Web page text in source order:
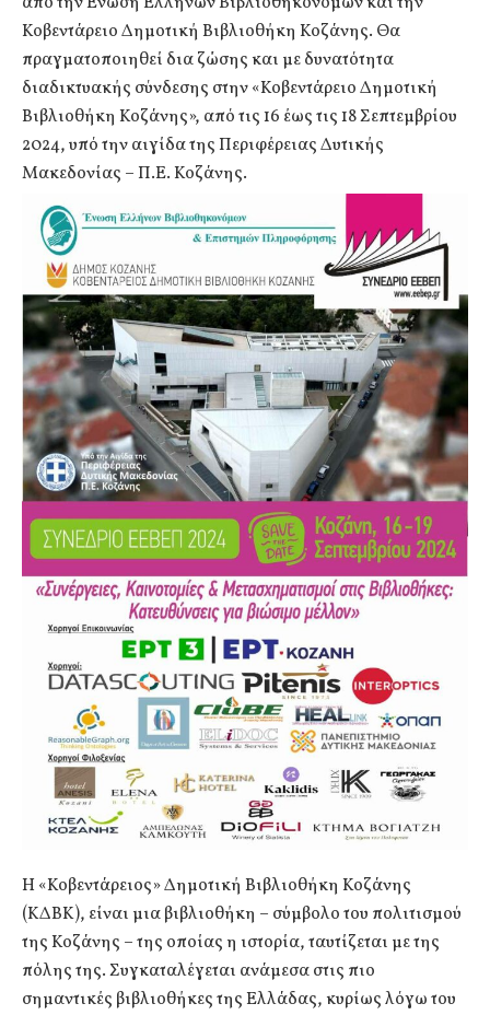
Κοβεντάρειο Δημοτική Βιβλιοθήκη Κοζάνης. Θα
πραγματοποιηθεί δια ζώσης και με δυνατότητα
διαδικτυακής σύνδεσης στην «Κοβεντάρειο Δημοτική
Βιβλιοθήκη Κοζάνης», από τις 16 έως τις 18 Σεπτεμβρίου
2024, υπό την αιγίδα της Περιφέρειας Δυτικής
Μακεδονίας – Π.Ε. Κοζάνης.
Η «Κοβεντάρειος» Δημοτική Βιβλιοθήκη Κοζάνης
(ΚΔΒΚ), είναι μια βιβλιοθήκη – σύμβολο του πολιτισμού
της Κοζάνης – της οποίας η ιστορία, ταυτίζεται με της
πόλης της. Συγκαταλέγεται ανάμεσα στις πιο
σημαντικές βιβλιοθήκες της Ελλάδας, κυρίως λόγω του